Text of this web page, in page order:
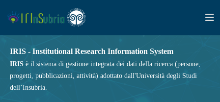
IRIS - Institutional Research Information System
IRIS è il sistema di gestione integrata dei dati della ricerca (persone,
progetti, pubblicazioni, attività) adottato dall'Università degli Studi
dell’Insubria.